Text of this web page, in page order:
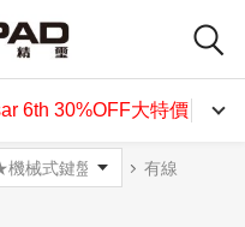
6th 30%OFF大特價🔥
有線